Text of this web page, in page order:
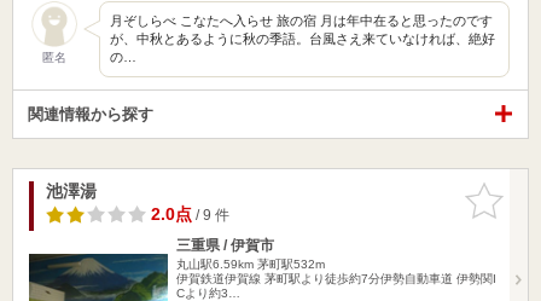
匿名
月ぞしらべ こなたへ入らせ 旅の宿 月は年中在ると思ったのです
が、中秋とあるように秋の季語。台風さえ来ていなければ、絶好
の…
関連情報から探す
お気に入
りに追加
池澤湯
2.0点/ 9 件
三重県 / 伊賀市
丸山駅6.59km 茅町駅532m
伊賀鉄道伊賀線 茅町駅より徒歩約7分伊勢自動車道 伊勢関I
Cより約3…